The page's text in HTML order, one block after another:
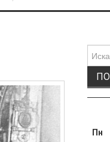
для:
Пн